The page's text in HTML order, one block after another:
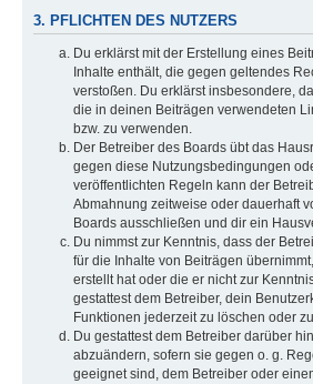
3. PFLICHTEN DES NUTZERS
Du erklärst mit der Erstellung eines
Inhalte enthält, die gegen geltendes
verstoßen. Du erklärst insbesondere,
die in deinen Beiträgen verwendeten
bzw. zu verwenden.
Der Betreiber des Boards übt das
gegen diese Nutzungsbedingungen
veröffentlichten Regeln kann der
Abmahnung zeitweise oder dauerhaft
Boards ausschließen und dir ein
Du nimmst zur Kenntnis, dass der
für die Inhalte von Beiträgen
erstellt hat oder die er nicht zur
gestattest dem Betreiber, dein
Funktionen jederzeit zu löschen oder
Du gestattest dem Betreiber darüber
abzuändern, sofern sie gegen o. g.
geeignet sind, dem Betreiber oder